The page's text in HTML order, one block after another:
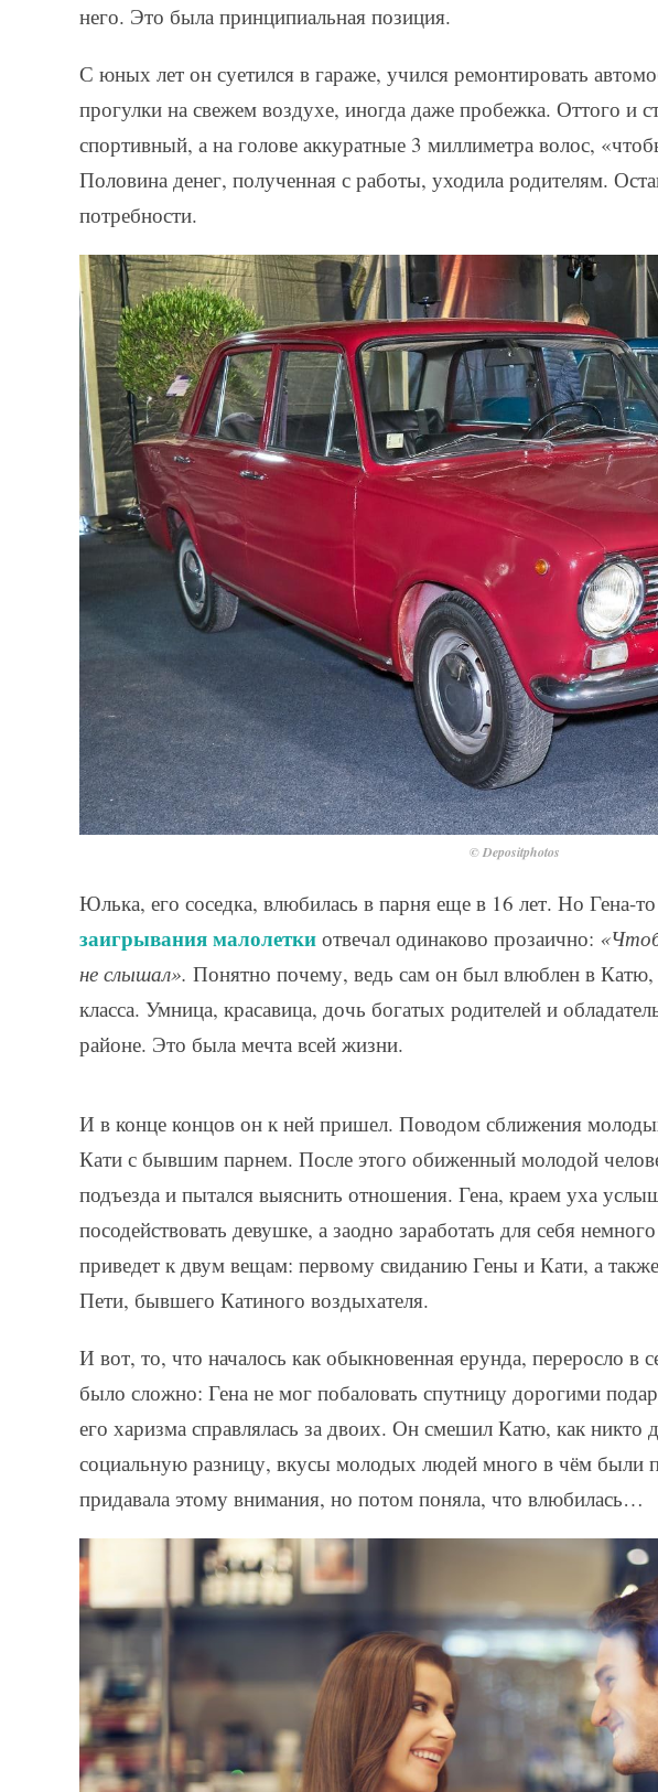
него. Это была принципиальная позиция.
С юных лет он суетился в гараже, учился ремонтировать
прогулки на свежем воздухе, иногда даже пробежка. Оттого и
спортивный, а на голове аккуратные 3 миллиметра волос,
Половина денег, полученная с работы, уходила родителям.
потребности.
© Depositphotos
Юлька, его соседка, влюбилась в парня еще в 16 лет. Но Гена-
заигрывания малолетки отвечал одинаково прозаично:
не слышал». Понятно почему, ведь сам он был влюблен в Катю,
класса. Умница, красавица, дочь богатых родителей и
районе. Это была мечта всей жизни.
И в конце концов он к ней пришел. Поводом сближения
Кати с бывшим парнем. После этого обиженный молодой
подъезда и пытался выяснить отношения. Гена, краем уха
посодействовать девушке, а заодно заработать для себя
приведет к двум вещам: первому свиданию Гены и Кати, а
Пети, бывшего Катиного воздыхателя.
И вот, то, что началось как обыкновенная ерунда, переросло в
было сложно: Гена не мог побаловать спутницу дорогими
его харизма справлялась за двоих. Он смешил Катю, как никто
социальную разницу, вкусы молодых людей много в чём были
придавала этому внимания, но потом поняла, что влюбилась…